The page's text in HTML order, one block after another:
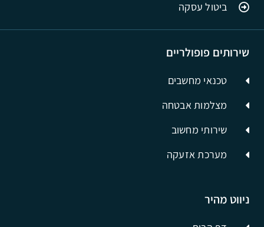
ניווט מהיר
שירותים פופולריים
טכנאי מחשבים
מצלמות אבטחה
שירותי מחשוב
מערכת אזעקה
ביטול עסקה